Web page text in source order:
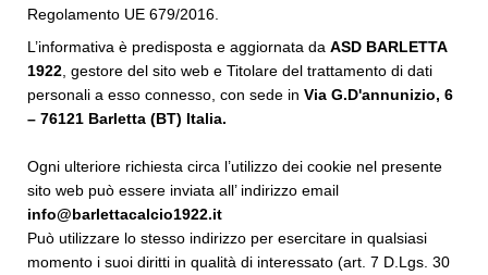
Regolamento UE 679/2016.
L’informativa è predisposta e aggiornata da ASD BARLETTA
1922 , gestore del sito web e Titolare del trattamento di dati
personali a esso connesso, con sede in Via G.D'annunizio, 6
– 76121 Barletta (BT) Italia.
Ogni ulteriore richiesta circa l’utilizzo dei cookie nel presente
sito web può essere inviata all’ indirizzo email
info@barlettacalcio1922.it
Può utilizzare lo stesso indirizzo per esercitare in qualsiasi
momento i suoi diritti in qualità di interessato (art. 7 D.Lgs. 30